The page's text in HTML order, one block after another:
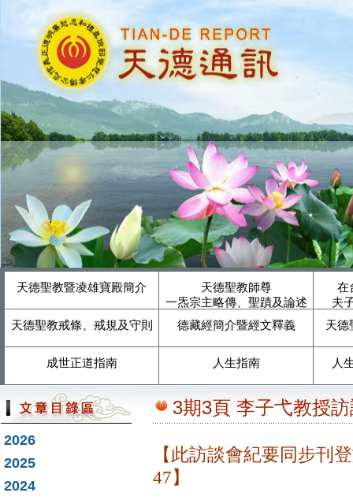
天德聖教暨凌雄寶殿簡介
天德聖教師尊
一炁宗主略傳、聖蹟及論述
在
夫
天德聖教戒條、戒規及守則
德藏經簡介暨經文釋義 天德
成世正道指南 人生指南 人
2026
2025
2024
3期3頁 李子弋教授
【此訪談會紀要同步刊
47】